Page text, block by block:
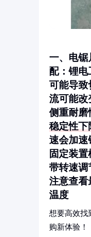
一、电锯
配：锂电
可能导致
流可能
侧重耐磨
稳定性下
速会加速
固定装
带转速调
注意查看
温度
想要高效找
购新体验！